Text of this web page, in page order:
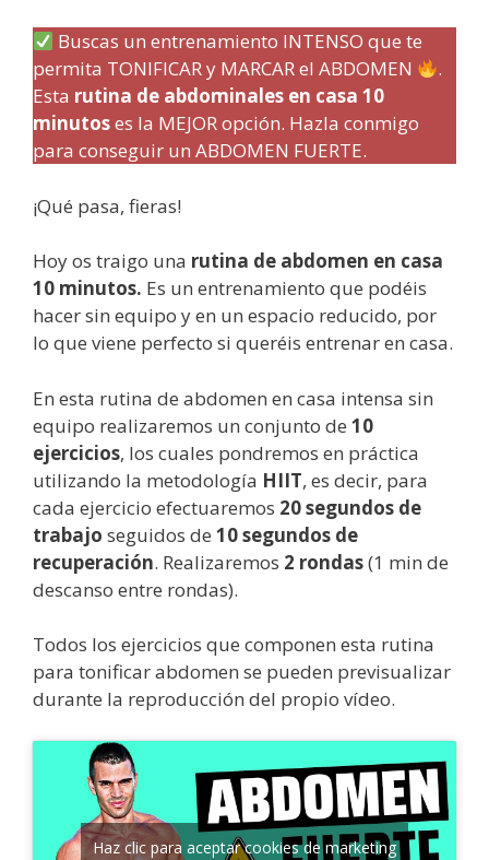
Buscas un entrenamiento INTENSO que te
permita TONIFICAR y MARCAR el ABDOMEN
.
Esta rutina de abdominales en casa 10
minutoses la MEJOR opción. Hazla conmigo
para conseguir un ABDOMEN FUERTE.
¡Qué pasa, fieras!
Hoy os traigo una rutina de abdomen en casa
10 minutos. Es un entrenamiento que podéis
hacer sin equipo y en un espacio reducido, por
lo que viene perfecto si queréis entrenar en casa.
En esta rutina de abdomen en casa intensa sin
equipo realizaremos un conjunto de 10
ejercicios, los cuales pondremos en práctica
utilizando la metodología HIIT, es decir, para
cada ejercicio efectuaremos 20 segundos de
trabajo seguidos de 10 segundos de
recuperación. Realizaremos 2 rondas(1 min de
descanso entre rondas).
Todos los ejercicios que componen esta rutina
para tonificar abdomen se pueden previsualizar
durante la reproducción del propio vídeo.
Haz clic para aceptar cookies de marketing